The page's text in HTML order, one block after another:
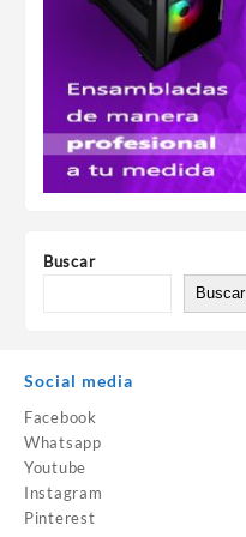
Buscar
Buscar
Social media
Facebook
Whatsapp
Youtube
Instagram
Pinterest